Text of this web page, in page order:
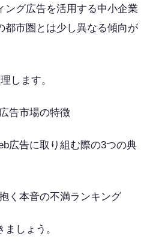
ング広告を活用する中小企業
都市圏とは少し異なる傾向が
します。
告市場の特徴
広告に取り組む際の3つの典
く本音の不満ランキング
しょう。